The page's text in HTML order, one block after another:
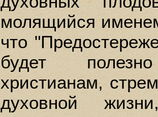
молящийся
что
будет
христианам,
духовной